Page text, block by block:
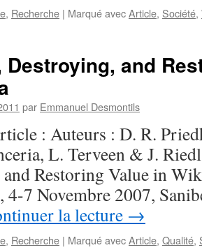
, Recherche | Marqué avecArticle, Société,
Destroying, and
par Emmanuel Desmontils
: Auteurs : D. R.
L. Terveen & J.
Restoring Value in
4-7 Novembre 2007,
la lecture →
, Recherche | Marqué avecArticle, Qualité,